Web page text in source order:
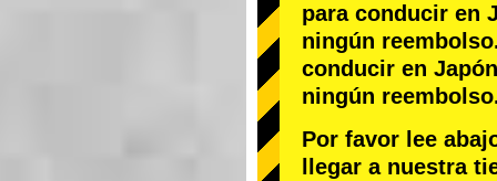
para conducir en
ningún
conducir en
ningún
Por favor lee
llegar a nuestra